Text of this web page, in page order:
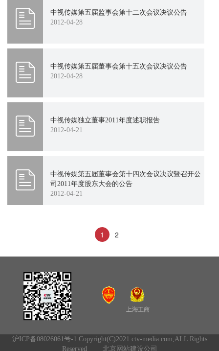
中视传媒第五届监事会第十二次会议决议公告
2012-04-28
中视传媒第五届董事会第十五次会议决议公告
2012-04-28
中视传媒独立董事2011年度述职报告
2012-04-21
中视传媒第五届董事会第十四次会议决议暨召开公
司2011年度股东大会的公告
2012-04-21
1 2
沪ICP备08026061号-1 Copyright(C)2021 ctv-media.com,ALL Rights
Reserved
北京网站建设公司